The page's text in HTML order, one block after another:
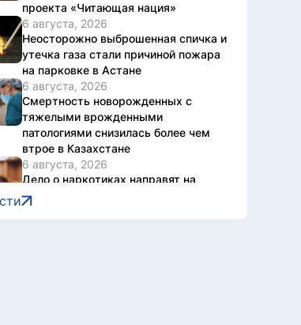
проекта «Читающая нация»
6 августа, 2026
Неосторожно выброшенная спичка и
утечка газа стали причиной пожара
на парковке в Астане
6 августа, 2026
Смертность новорожденных с
тяжелыми врожденными
патологиями снизилась более чем
втрое в Казахстане
6 августа, 2026
Дело о наркотиках направят на
новое рассмотрение: подсудимому
не дали последнее слово